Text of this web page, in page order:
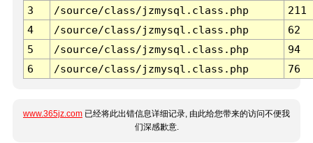
3 /source/class/jzmysql.class.php
211
4
/source/class/jzmysql.class.php
62
5
/source/class/jzmysql.class.php
94
6
/source/class/jzmysql.class.php 76
www.365jz.com 已经将此出错信息详细记录, 由此给您带来的访问不便我
们深感歉意.